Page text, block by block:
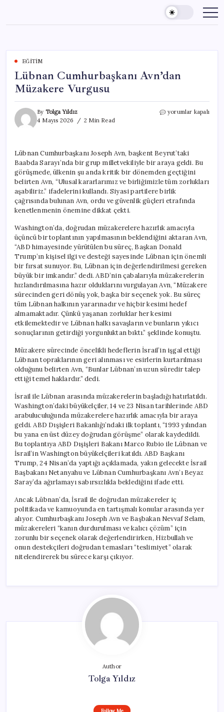
content
EĞITIM
Lübnan Cumhurbaşkanı Avn’dan
Müzakere Vurgusu
By Tolga Yıldız
4 Mayıs 2026
2 Min Read
Lübnan
için
yorumlar kapalı
Lübnan Cumhurbaşkanı Joseph Avn, başkent Beyrut’taki
Baabda Sarayı’nda bir grup milletvekiliyle bir araya geldi. Bu
görüşmede, ülkenin şu anda kritik bir dönemden geçtiğini
belirten Avn, “Ulusal kararlarımız ve birliğimizle tüm zorlukları
aşabiliriz.” ifadelerini kullandı. Siyasi partilere birlik
çağrısında bulunan Avn, ordu ve güvenlik güçleri etrafında
kenetlenmenin önemine dikkat çekti.
Washington’da, doğrudan müzakerelere hazırlık amacıyla
üçüncü bir toplantının yapılmasının beklendiğini aktaran Avn,
“ABD himayesinde yürütülen bu süreç, Başkan Donald
Trump’ın kişisel ilgi ve desteği sayesinde Lübnan için önemli
bir fırsat sunuyor. Bu, Lübnan için değerlendirilmesi gereken
büyük bir imkandır.” dedi. ABD’nin çabalarıyla müzakerelerin
hızlandırılmasına hazır olduklarını vurgulayan Avn, “Müzakere
sürecinden geri dönüş yok, başka bir seçenek yok. Bu süreç
tüm Lübnan halkının yararınadır ve hiçbir kesimi hedef
almamaktadır. Çünkü yaşanan zorluklar her kesimi
etkilemektedir ve Lübnan halkı savaşların ve bunların yıkıcı
sonuçlarının getirdiği yorgunluktan bıktı.” şeklinde konuştu.
Müzakere sürecinde öncelikli hedeflerin İsrail’in işgal ettiği
Lübnan topraklarının geri alınması ve esirlerin kurtarılması
olduğunu belirten Avn, “Bunlar Lübnan’ın uzun süredir talep
ettiği temel haklardır.” dedi.
İsrail ile Lübnan arasında müzakerelerin başladığı hatırlatıldı.
Washington’daki büyükelçiler, 14 ve 23 Nisan tarihlerinde ABD
arabuluculuğunda müzakerelere hazırlık amacıyla bir araya
geldi. ABD Dışişleri Bakanlığı’ndaki ilk toplantı, “1993 yılından
bu yana en üst düzey doğrudan görüşme” olarak kaydedildi.
Bu toplantıya ABD Dışişleri Bakanı Marco Rubio ile Lübnan ve
İsrail’in Washington büyükelçileri katıldı. ABD Başkanı
Trump, 24 Nisan’da yaptığı açıklamada, yakın gelecekte İsrail
Başbakanı Netanyahu ve Lübnan Cumhurbaşkanı Avn’ı Beyaz
Saray’da ağırlamayı sabırsızlıkla beklediğini ifade etti.
Ancak Lübnan’da, İsrail ile doğrudan müzakereler iç
politikada ve kamuoyunda en tartışmalı konular arasında yer
alıyor. Cumhurbaşkanı Joseph Avn ve Başbakan Nevvaf Selam,
müzakereleri “kanın durdurulması ve kalıcı çözüm” için
zorunlu bir seçenek olarak değerlendirirken, Hizbullah ve
onun destekçileri doğrudan temasları “teslimiyet” olarak
nitelendirerek bu sürece karşı çıkıyor.
Author
Tolga Yıldız
Follow Me